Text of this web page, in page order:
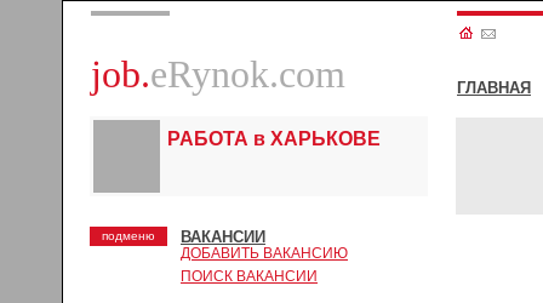
job.eRynok.com ГЛАВНАЯ
РАБОТА в ХАРЬКОВЕ
подменю ВАКАНСИИ
ДОБАВИТЬ ВАКАНСИЮ
ПОИСК ВАКАНСИИ